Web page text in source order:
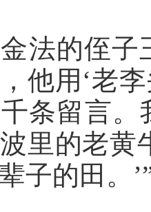
的侄子王
他用‘老
条留言。
里的老黄
子的田。